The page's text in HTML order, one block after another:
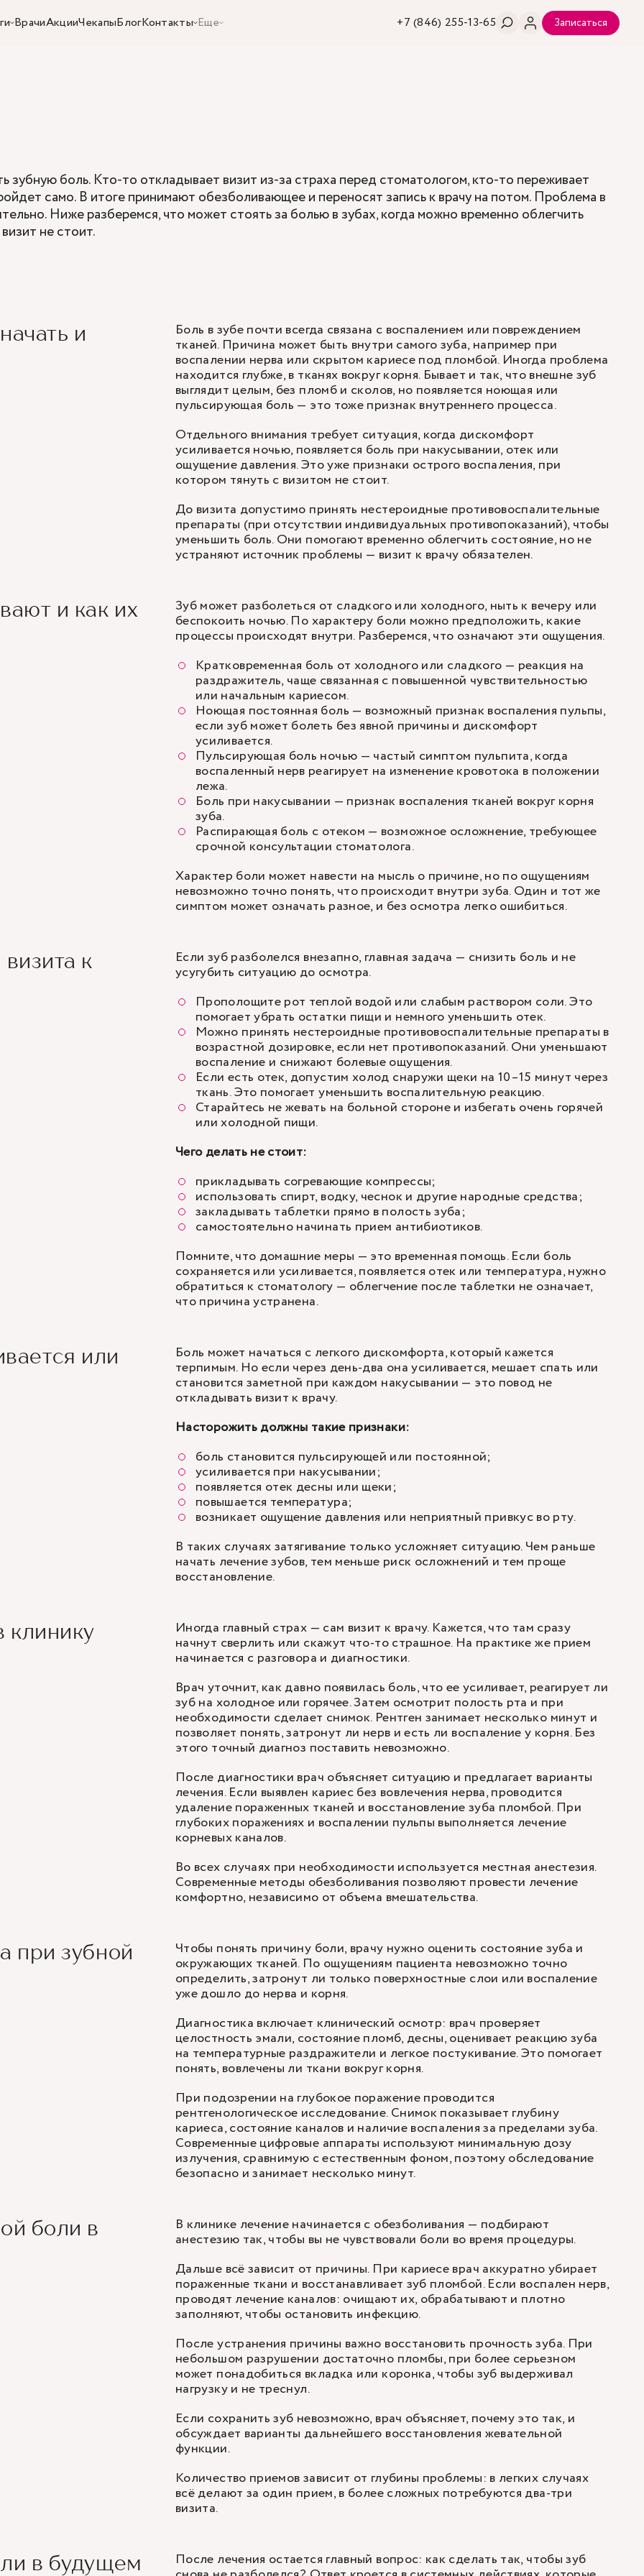
ВрачиАкцииЧекапыБлогКонтакты Еще +7 (846) 255-13-65 Записаться
боль. Кто-то откладывает визит из-за страха перед стоматологом, кто-то переживает
само. В итоге принимают обезболивающее и переносят запись к врачу на потом. Проблема в
Ниже разберемся, что может стоять за болью в зубах, когда можно временно облегчить
не стоит.
и
Боль в зубе почти всегда связана с воспалением или повреждением
тканей. Причина может быть внутри самого зуба, например при
воспалении нерва или скрытом кариесе под пломбой. Иногда проблема
находится глубже, в тканях вокруг корня. Бывает и так, что внешне зуб
выглядит целым, без пломб и сколов, но появляется ноющая или
пульсирующая боль — это тоже признак внутреннего процесса.
Отдельного внимания требует ситуация, когда дискомфорт
усиливается ночью, появляется боль при накусывании, отек или
ощущение давления. Это уже признаки острого воспаления, при
котором тянуть с визитом не стоит.
До визита допустимо принять нестероидные противовоспалительные
препараты (при отсутствии индивидуальных противопоказаний), чтобы
уменьшить боль. Они помогают временно облегчить состояние, но не
устраняют источник проблемы — визит к врачу обязателен.
и как их
Зуб может разболеться от сладкого или холодного, ныть к вечеру или
беспокоить ночью. По характеру боли можно предположить, какие
процессы происходят внутри. Разберемся, что означают эти ощущения.
Кратковременная боль от холодного или сладкого — реакция на
раздражитель, чаще связанная с повышенной чувствительностью
или начальным кариесом.
Ноющая постоянная боль — возможный признак воспаления пульпы,
если зуб может болеть без явной причины и дискомфорт
усиливается.
Пульсирующая боль ночью — частый симптом пульпита, когда
воспаленный нерв реагирует на изменение кровотока в положении
лежа.
Боль при накусывании — признак воспаления тканей вокруг корня
зуба.
Распирающая боль с отеком — возможное осложнение, требующее
срочной консультации стоматолога.
Характер боли может навести на мысль о причине, но по ощущениям
невозможно точно понять, что происходит внутри зуба. Один и тот же
симптом может означать разное, и без осмотра легко ошибиться.
к
Если зуб разболелся внезапно, главная задача — снизить боль и не
усугубить ситуацию до осмотра.
Прополощите рот теплой водой или слабым раствором соли. Это
помогает убрать остатки пищи и немного уменьшить отек.
Можно принять нестероидные противовоспалительные препараты в
возрастной дозировке, если нет противопоказаний. Они уменьшают
воспаление и снижают болевые ощущения.
Если есть отек, допустим холод снаружи щеки на 10–15 минут через
ткань. Это помогает уменьшить воспалительную реакцию.
Старайтесь не жевать на больной стороне и избегать очень горячей
или холодной пищи.
Чего делать не стоит:
прикладывать согревающие компрессы;
использовать спирт, водку, чеснок и другие народные средства;
закладывать таблетки прямо в полость зуба;
самостоятельно начинать прием антибиотиков.
Помните, что домашние меры — это временная помощь. Если боль
сохраняется или усиливается, появляется отек или температура, нужно
обратиться к стоматологу — облегчение после таблетки не означает,
что причина устранена.
или
Боль может начаться с легкого дискомфорта, который кажется
терпимым. Но если через день-два она усиливается, мешает спать или
становится заметной при каждом накусывании — это повод не
откладывать визит к врачу.
Насторожить должны такие признаки:
боль становится пульсирующей или постоянной;
усиливается при накусывании;
появляется отек десны или щеки;
повышается температура;
возникает ощущение давления или неприятный привкус во рту.
В таких случаях затягивание только усложняет ситуацию. Чем раньше
начать лечение зубов, тем меньше риск осложнений и тем проще
восстановление.
клинику
Иногда главный страх — сам визит к врачу. Кажется, что там сразу
начнут сверлить или скажут что-то страшное. На практике же прием
начинается с разговора и диагностики.
Врач уточнит, как давно появилась боль, что ее усиливает, реагирует ли
зуб на холодное или горячее. Затем осмотрит полость рта и при
необходимости сделает снимок. Рентген занимает несколько минут и
позволяет понять, затронут ли нерв и есть ли воспаление у корня. Без
этого точный диагноз поставить невозможно.
После диагностики врач объясняет ситуацию и предлагает варианты
лечения. Если выявлен кариес без вовлечения нерва, проводится
удаление пораженных тканей и восстановление зуба пломбой. При
глубоких поражениях и воспалении пульпы выполняется лечение
корневых каналов.
Во всех случаях при необходимости используется местная анестезия.
Современные методы обезболивания позволяют провести лечение
комфортно, независимо от объема вмешательства.
при зубной
Чтобы понять причину боли, врачу нужно оценить состояние зуба и
окружающих тканей. По ощущениям пациента невозможно точно
определить, затронут ли только поверхностные слои или воспаление
уже дошло до нерва и корня.
Диагностика включает клинический осмотр: врач проверяет
целостность эмали, состояние пломб, десны, оценивает реакцию зуба
на температурные раздражители и легкое постукивание. Это помогает
понять, вовлечены ли ткани вокруг корня.
При подозрении на глубокое поражение проводится
рентгенологическое исследование. Снимок показывает глубину
кариеса, состояние каналов и наличие воспаления за пределами зуба.
Современные цифровые аппараты используют минимальную дозу
излучения, сравнимую с естественным фоном, поэтому обследование
безопасно и занимает несколько минут.
боли в
В клинике лечение начинается с обезболивания — подбирают
анестезию так, чтобы вы не чувствовали боли во время процедуры.
Дальше всё зависит от причины. При кариесе врач аккуратно убирает
пораженные ткани и восстанавливает зуб пломбой. Если воспален нерв,
проводят лечение каналов: очищают их, обрабатывают и плотно
заполняют, чтобы остановить инфекцию.
После устранения причины важно восстановить прочность зуба. При
небольшом разрушении достаточно пломбы, при более серьезном
может понадобиться вкладка или коронка, чтобы зуб выдерживал
нагрузку и не треснул.
Если сохранить зуб невозможно, врач объясняет, почему это так, и
обсуждает варианты дальнейшего восстановления жевательной
функции.
Количество приемов зависит от глубины проблемы: в легких случаях
всё делают за один прием, в более сложных потребуются два-три
визита.
в будущем
После лечения остается главный вопрос: как сделать так, чтобы зуб